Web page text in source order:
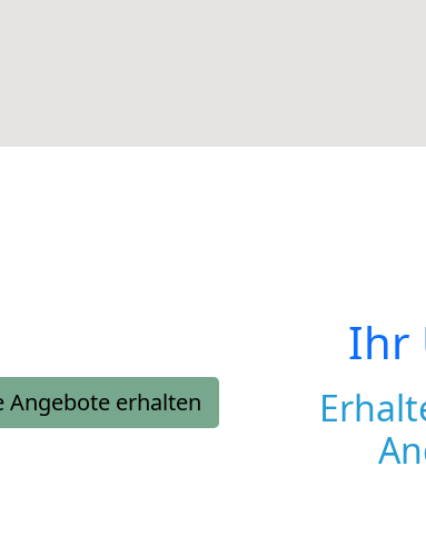
Angebote erhalten
Ihr